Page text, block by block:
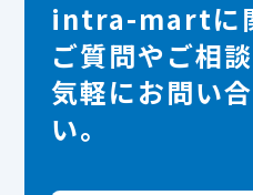
intra-martに
ご質問やご相
気軽にお問い
い。